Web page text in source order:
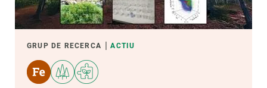
GRUP DE RECERCA ACTIU